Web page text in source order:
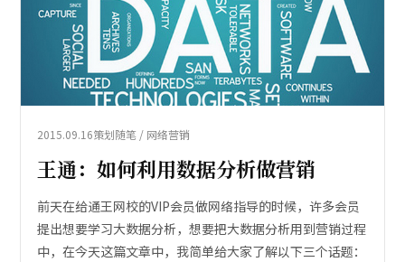
2015.09.16策划随笔 / 网络营销
王通：如何利用数据分析做营销
前天在给通王网校的VIP会员做网络指导的时候，许多会员
提出想要学习大数据分析，想要把大数据分析用到营销过程
中，在今天这篇文章中，我简单给大家了解以下三个话题：